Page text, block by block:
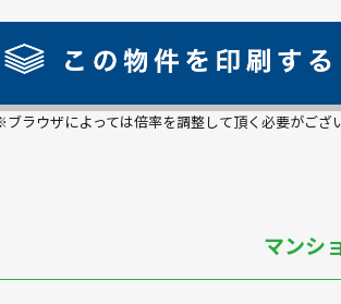
ブラウザによっては倍率を調整して頂く必要がござ
マンシ